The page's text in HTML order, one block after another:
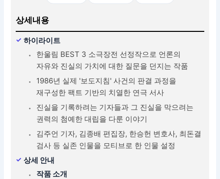
상세내용
하이라이트
한울림 BEST 3 소극장전 선정작으로 언론의
자유와 진실의 가치에 대한 질문을 던지는 작품
1986년 실제 '보도지침' 사건의 판결 과정을
재구성한 팩트 기반의 치열한 연극 서사
진실을 기록하려는 기자들과 그 진실을 막으려는
권력의 첨예한 대립을 다룬 이야기
김주언 기자, 김종배 편집장, 한승헌 변호사, 최돈결
검사 등 실존 인물을 모티브로 한 인물 설정
상세 안내
작품 소개